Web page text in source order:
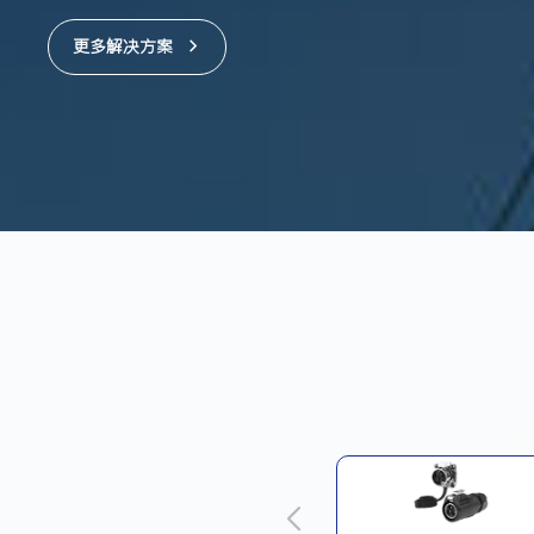
更多解决方案